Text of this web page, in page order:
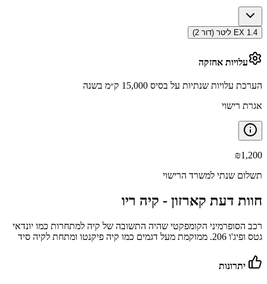
EX 1.4 ליטר (דור 2)
עלויות אחזקה
הערכת עלויות שנתיות על בסיס 15,000 ק״מ בשנה
אגרת רישוי
₪1,200
תשלום שנתי למשרד הרישוי
חוות דעת קארזון - קיה ריו
רכב הסופרמיני הקומפקטי שהיה התשובה של קיה למתחרות כמו יונדאי
גטס ופיג'ו 206. ממוקמת מעל דגמים כמו קיה פיקנטו ומתחת לקיה סיד
יתרונות